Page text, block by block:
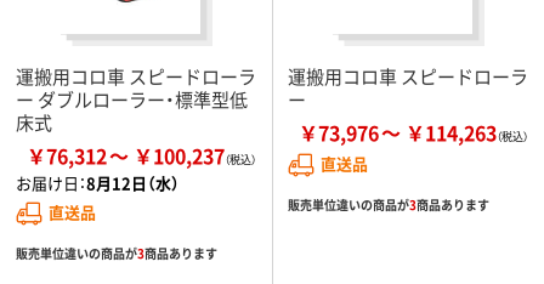
運搬用コロ車 スピードローラ
ー ダブルローラー・標準型低
床式
￥76,312 ￥100,237
お届け日：8月12日（水）
直送品
販売単位違いの商品が3商品あります
運搬用コロ車 スピードローラ
ー
￥73,976 ￥114,263
直送品
販売単位違いの商品が3商品あります